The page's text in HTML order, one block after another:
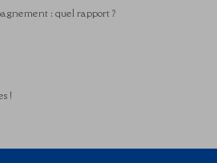
: quel rapport ?
!